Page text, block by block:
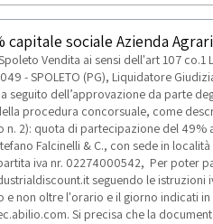
sociale Azienda
Vendita ai sensi dell'art 107 co.1
- SPOLETO (PG), Liquidatore
seguito dell’approvazione da parte
procedura concorsuale, come
n. 2): quota di partecipazione del 49%
Falcinelli & C., con sede in
iva nr. 02274000542, Per poter
seguendo le istruzioni
non oltre l'orario e il giorno indicati
Si precisa che la